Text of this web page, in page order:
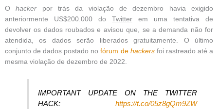
Ohacker por trás da violação de dezembro havia exigido
anteriormente US$200.000 do Twitter em uma tentativa de
devolver os dados roubados e avisou que, se a demanda não for
atendida, os dados serão liberados gratuitamente. O último
conjunto de dados postado nofórum de hackers foi rastreado até a
mesma violação de dezembro de 2022.
IMPORTANT UPDATE ON THE TWITTER
HACK: https://t.co/05z8gQm9ZW